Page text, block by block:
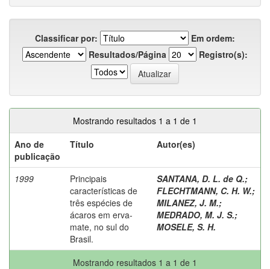
Classificar por:
Em ordem:
Resultados/Página
Registro(s):
Mostrando resultados 1 a 1 de 1
Ano de
publicação
Título Autor(es)
1999
Principais
características de
três espécies de
ácaros em erva-
mate, no sul do
Brasil.
SANTANA, D. L. de Q.;
FLECHTMANN, C. H. W.;
MILANEZ, J. M.;
MEDRADO, M. J. S.;
MOSELE, S. H.
Mostrando resultados 1 a 1 de 1